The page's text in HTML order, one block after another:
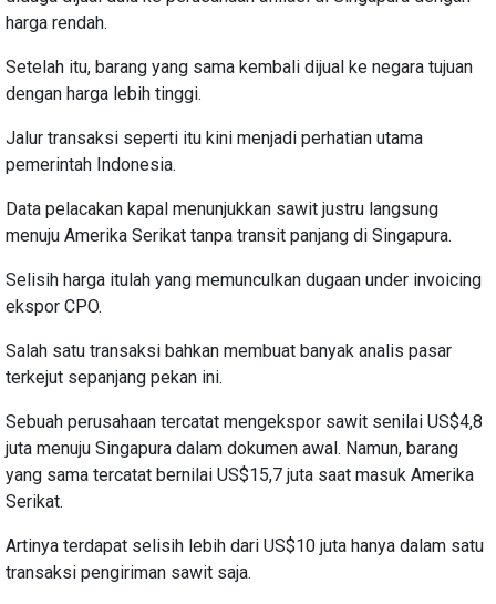
harga rendah.
Setelah itu, barang yang sama kembali dijual ke negara tujuan
dengan harga lebih tinggi.
Jalur transaksi seperti itu kini menjadi perhatian utama
pemerintah Indonesia.
Data pelacakan kapal menunjukkan sawit justru langsung
menuju Amerika Serikat tanpa transit panjang di Singapura.
Selisih harga itulah yang memunculkan dugaan under invoicing
ekspor CPO.
Salah satu transaksi bahkan membuat banyak analis pasar
terkejut sepanjang pekan ini.
Sebuah perusahaan tercatat mengekspor sawit senilai US$4,8
juta menuju Singapura dalam dokumen awal. Namun, barang
yang sama tercatat bernilai US$15,7 juta saat masuk Amerika
Serikat.
Artinya terdapat selisih lebih dari US$10 juta hanya dalam satu
transaksi pengiriman sawit saja.